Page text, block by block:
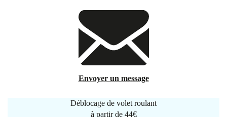
Envoyer un message
Déblocage de volet roulant
à partir de 44€